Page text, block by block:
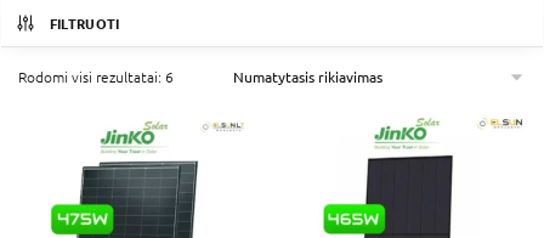
FILTRUOTI
Rodomi visi rezultatai: 6